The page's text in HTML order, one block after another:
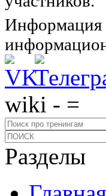
Информация
wiki - =
Разделы